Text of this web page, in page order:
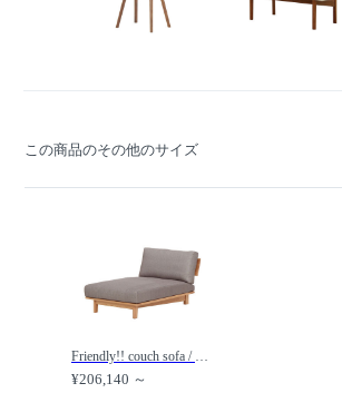
この商品のその他のサイズ
¥206,140 ～